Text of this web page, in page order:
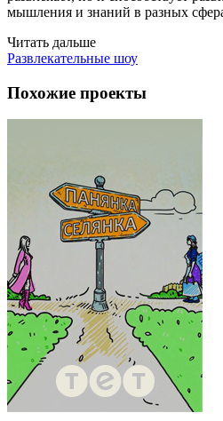
мышления и знаний в разных
Читать дальше
Развлекательные шоу
Похожие проекты